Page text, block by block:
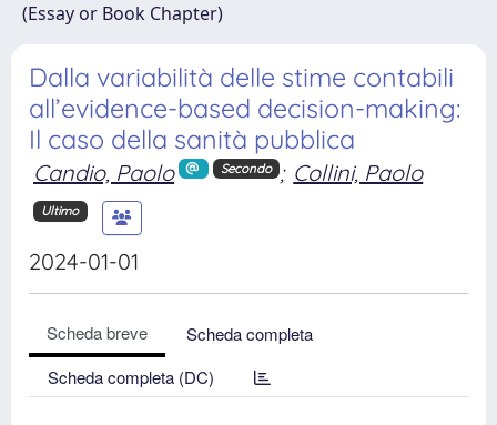
(Essay or Book Chapter)
Dalla variabilità delle stime contabili
all’evidence-based decision-making:
Il caso della sanità pubblica
Candio, Paolo Secondo ; Collini, Paolo
Ultimo
2024-01-01
Scheda breve
Scheda completa
Scheda completa (DC)